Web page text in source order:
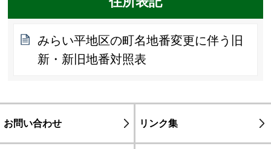
みらい平地区の町名地番変更に伴う旧
新・新旧地番対照表
お問い合わせ リンク集